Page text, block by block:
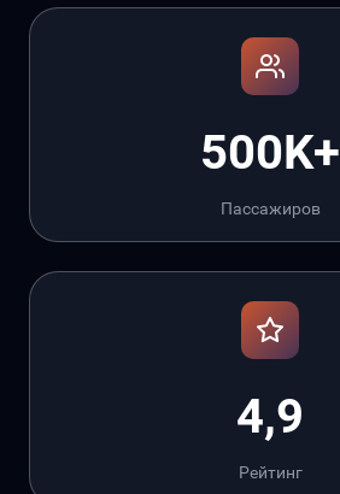
500K+
Пассажиров
4,9
Рейтинг